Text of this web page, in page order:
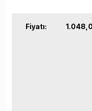
Fiyatı: